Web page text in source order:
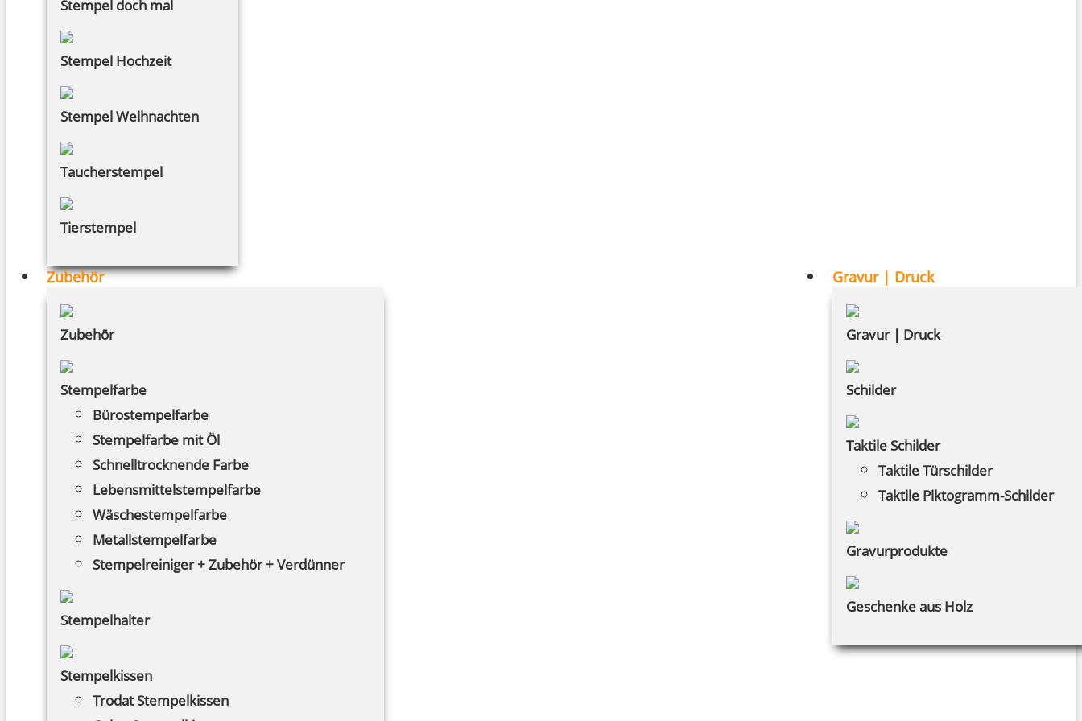
Stempel doch mal
Stempel Hochzeit
Stempel Weihnachten
Taucherstempel
Tierstempel
Zubehör
Zubehör
Stempelfarbe
Bürostempelfarbe
Stempelfarbe mit Öl
Schnelltrocknende Farbe
Lebensmittelstempelfarbe
Wäschestempelfarbe
Metallstempelfarbe
Stempelreiniger + Zubehör + Verdünner
Stempelhalter
Stempelkissen
Trodat Stempelkissen
Gravur | Druck
Gravur | Druck
Schilder
Taktile Schilder
Taktile Türschilder
Taktile Piktogramm-Schilder
Gravurprodukte
Geschenke aus Holz